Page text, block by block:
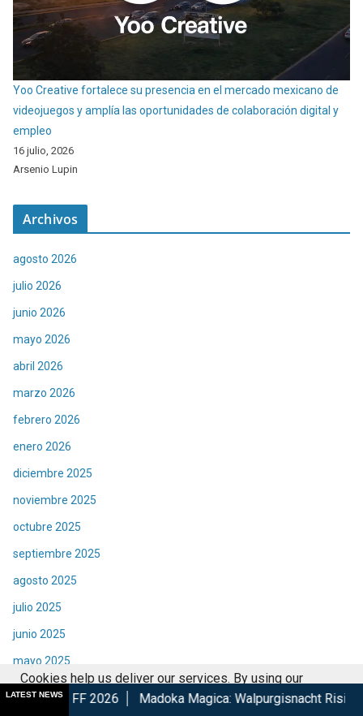
Yoo Creative fortalece su presencia en el mercado mexicano de
videojuegos y amplía las oportunidades de colaboración digital y
empleo
16 julio, 2026
Arsenio Lupin
Archivos
agosto 2026
julio 2026
junio 2026
mayo 2026
abril 2026
marzo 2026
febrero 2026
enero 2026
diciembre 2025
noviembre 2025
octubre 2025
septiembre 2025
agosto 2025
julio 2025
junio 2025
mayo 2025
abril 2025
LATEST NEWS
Madoka Magica: Walpurgisnacht Rising confirma su
Cookies help us deliver our services. By using our
services, you agree to our use of cookies.
Got it